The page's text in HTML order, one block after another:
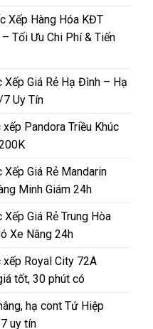
Xếp Hàng Hóa KĐT
Tối Ưu Chi Phí & Tiến
Giá Rẻ Hạ Đình – Hạ
Uy Tín
Pandora Triều Khúc
Giá Rẻ Mandarin
Minh Giám 24h
Giá Rẻ Trung Hòa
Xe Nâng 24h
Royal City 72A
tốt, 30 phút có
hạ cont Tứ Hiệp
uy tín